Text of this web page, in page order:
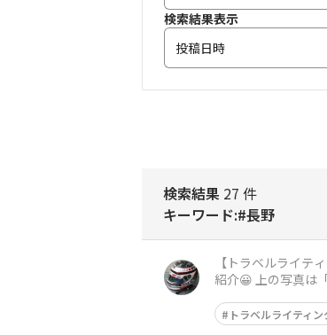
検索結果表示
投稿日時
検索結果 27 件
キーワード:#長野
【トラベルライティング 】
紹介😀 上の写真は「王ヶ
トラベルライティン